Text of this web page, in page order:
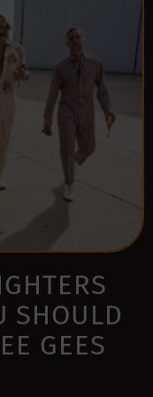
GEES